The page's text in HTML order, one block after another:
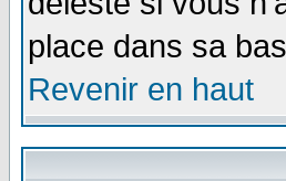
place dans sa
Revenir en haut